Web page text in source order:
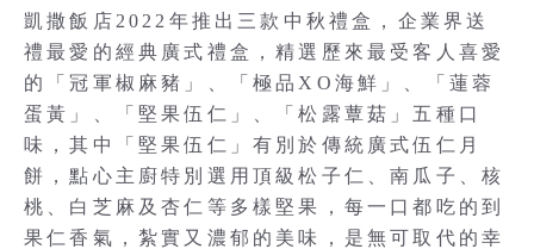
凱撒飯店2022年推出三款中秋禮盒，企業界送
禮最愛的經典廣式禮盒，精選歷來最受客人喜愛
的「冠軍椒麻豬」、「極品XO海鮮」、「蓮蓉
蛋黃」、「堅果伍仁」、「松露蕈菇」五種口
味，其中「堅果伍仁」有別於傳統廣式伍仁月
餅，點心主廚特別選用頂級松子仁、南瓜子、核
桃、白芝麻及杏仁等多樣堅果，每一口都吃的到
果仁香氣，紮實又濃郁的美味，是無可取代的幸